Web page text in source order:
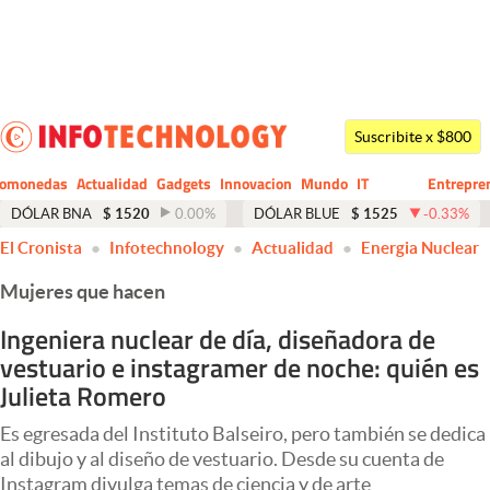
Dólar
Economía y Política
Finanzas y Mercados
Mercados Online
Negocios
Columnistas
Apertura
Suscribite x $800
Actualidad Gadgets Innovacion Mundo
CIO
IT
Business
DÓLAR BNA $ 1520 0.00% DÓLAR BLUE $ 1525 -0.33%
El Cronista Infotechnology Actualidad Energia Nuclear
Mujeres que hacen
Ingeniera nuclear de día, diseñadora de
vestuario e instagramer de noche: quién es
Julieta Romero
Es egresada del Instituto Balseiro, pero también se dedica
al dibujo y al diseño de vestuario. Desde su cuenta de
Instagram divulga temas de ciencia y de arte